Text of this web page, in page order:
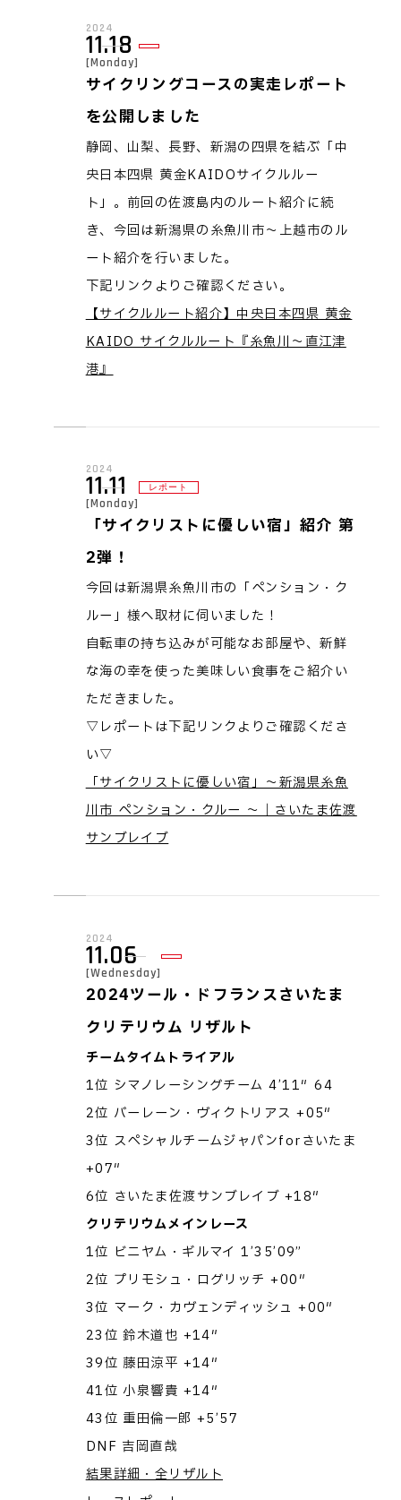
2024
11.18
[Monday]
サイクリングコースの実走レポート
を公開しました
静岡、山梨、長野、新潟の四県を結ぶ「中
央日本四県 黄金KAIDOサイクルルー
ト」。前回の佐渡島内のルート紹介に続
き、今回は新潟県の糸魚川市～上越市のル
ート紹介を行いました。
下記リンクよりご確認ください。
【サイクルルート紹介】中央日本四県 黄金
KAIDO サイクルルート『糸魚川～直江津
港』
2024
11.11
[Monday]
レポート
「サイクリストに優しい宿」紹介 第
2弾！
今回は新潟県糸魚川市の「ペンション・ク
ルー」様へ取材に伺いました！
自転車の持ち込みが可能なお部屋や、新鮮
な海の幸を使った美味しい食事をご紹介い
ただきました。
▽レポートは下記リンクよりご確認くださ
い▽
「サイクリストに優しい宿」～新潟県糸魚
川市 ペンション・クルー ～｜さいたま佐渡
サンブレイブ
2024
11.06
[Wednesday]
2024ツール・ドフランスさいたま
クリテリウム リザルト
チームタイムトライアル
1位 シマノレーシングチーム 4’11″64
2位 バーレーン・ヴィクトリアス +05″
3位 スペシャルチームジャパンforさいたま
+07″
6位 さいたま佐渡サンブレイブ +18″
クリテリウムメインレース
1位 ビニヤム・ギルマイ 1’35’09”
2位 プリモシュ・ログリッチ +00″
3位 マーク・カヴェンディッシュ +00″
23位 鈴木道也 +14″
39位 藤田涼平 +14″
41位 小泉響貴 +14″
43位 重田倫一郎 +5’57
DNF 吉岡直哉
結果詳細・全リザルト